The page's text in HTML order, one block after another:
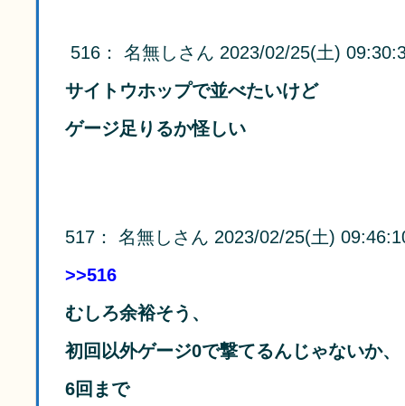
516 ： 名無しさん 2023/02/25(土)
サイトウホップで並べたいけど
ゲージ足りるか怪しい
517 ： 名無しさん 2023/02/25(土)
>>516
むしろ余裕そう、
初回以外ゲージ0で撃てるんじゃないか、
6回まで